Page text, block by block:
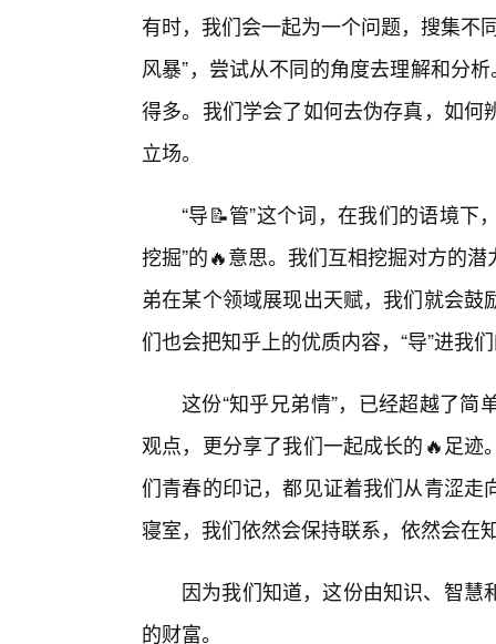
有时，我们会一起为一个问题，搜集不
风暴”，尝试从不同的角度去理解和分
得多。我们学会了如何去伪存真，如
立场。
“导📝管”这个词，在我们的语境下
挖掘”的🔥意思。我们互相挖掘对方的
弟在某个领域展现出天赋，我们就会
们也会把知乎上的优质内容，“导”进我
这份“知乎兄弟情”，已经超越了
观点，更分享了我们一起成长的🔥足
们青春的印记，都见证着我们从青涩
寝室，我们依然会保持联系，依然会在
因为我们知道，这份由知识、智
的财富。